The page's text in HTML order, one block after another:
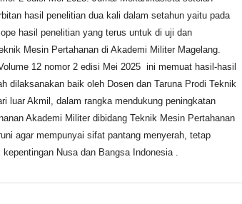
hasil penelitian dua kali dalam setahun yaitu pada
hasil penelitian yang terus untuk di uji dan
Mesin Pertahanan di Akademi Militer Magelang.
12 nomor 2 edisi Mei 2025 ini memuat hasil-hasil
dilaksanakan baik oleh Dosen dan Taruna Prodi Teknik
luar Akmil, dalam rangka mendukung peningkatan
Akademi Militer dibidang Teknik Mesin Pertahanan
agar mempunyai sifat pantang menyerah, tetap
Nusa dan Bangsa Indonesia .